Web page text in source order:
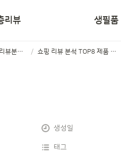
리뷰 생필품
도리쇼핑 추천 상품 리뷰분석 보기 / 쇼핑 리뷰 분석 TOP8 제품 소개
생성일
태그